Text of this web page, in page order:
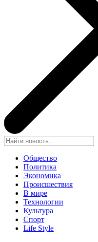
Общество
Политика
Экономика
Происшествия
В мире
Технологии
Культура
Спорт
Life Style